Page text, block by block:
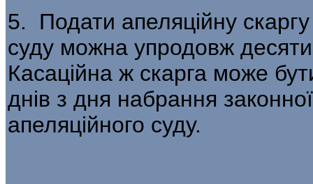
5. Подати апеляційну
суду можна упродовж
Касаційна ж скарга може
днів з дня набрання
апеляційного суду.